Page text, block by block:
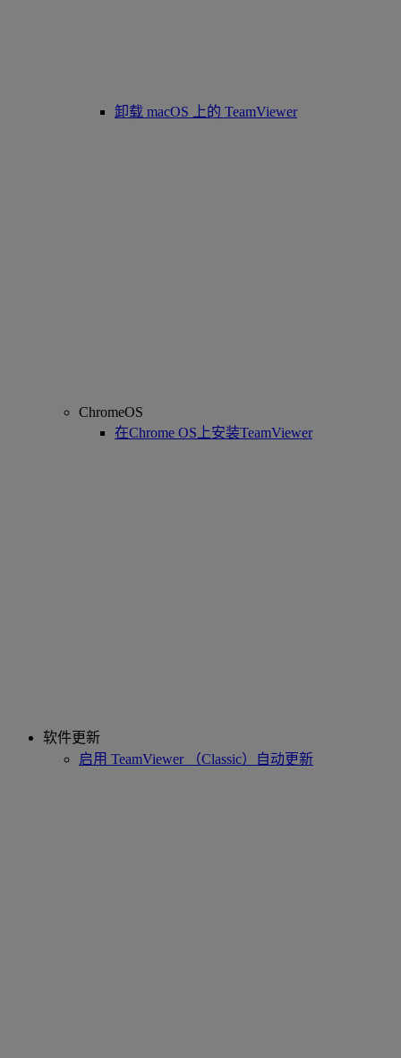
卸载 macOS 上的 TeamViewer
ChromeOS
在Chrome OS上安装TeamViewer
软件更新
启用 TeamViewer （Classic）自动更新